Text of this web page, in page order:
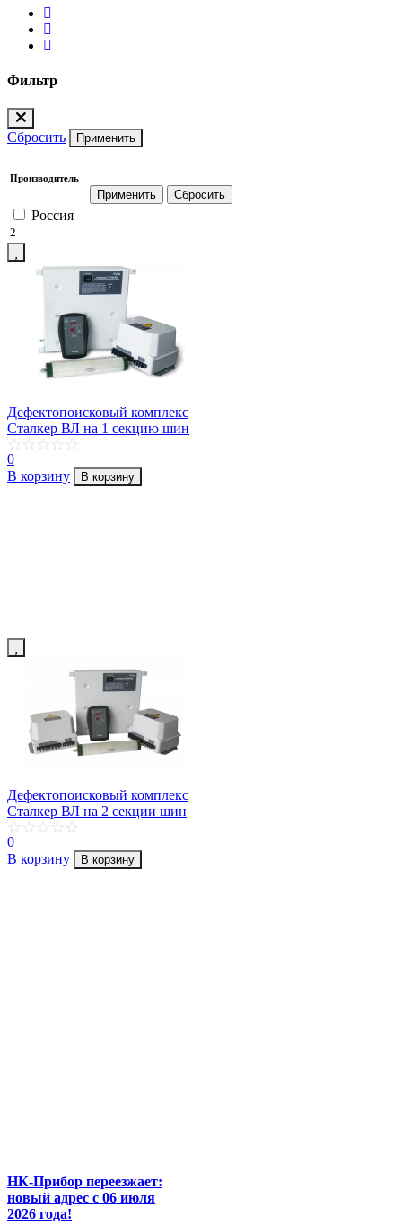
Фильтр
Сбросить Применить
Производитель
Россия
2
Дефектопоисковый комплекс
Сталкер ВЛ на 1 секцию шин
0
В корзину
В корзину
Дефектопоисковый комплекс
Сталкер ВЛ на 2 секции шин
0
В корзину
В корзину
НК-Прибор переезжает:
новый адрес с 06 июля
2026 года!